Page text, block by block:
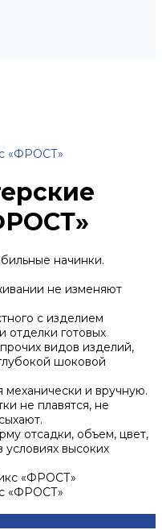
«ФРОСТ»
начинки.
не изменяют
с изделием
отделки готовых
видов изделий,
шоковой
механически и вручную.
не плавятся, не
отсадки, объем, цвет,
условиях высоких
«ФРОСТ»